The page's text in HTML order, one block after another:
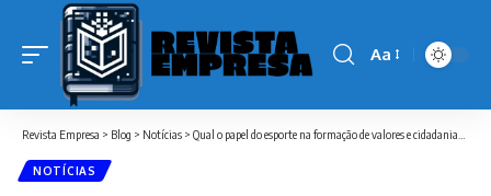
Font
Aa
Revista Empresa > Blog > Notícias > Qual o papel do esporte na formação de valores e cidadania? Entenda neste artigo
NOTÍCIAS